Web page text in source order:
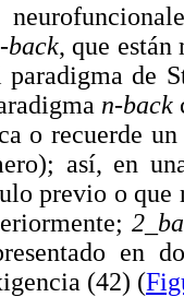
back, que están
de
n-back
o recuerde
así, en
previo o que
en
(42) (